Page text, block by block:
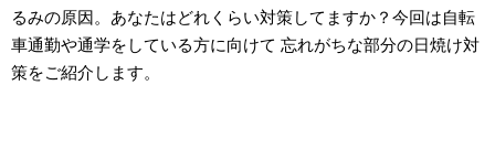
るみの原因。あなたはどれくらい対策してますか？今回は自転
車通勤や通学をしている方に向けて 忘れがちな部分の日焼け対
策をご紹介します。